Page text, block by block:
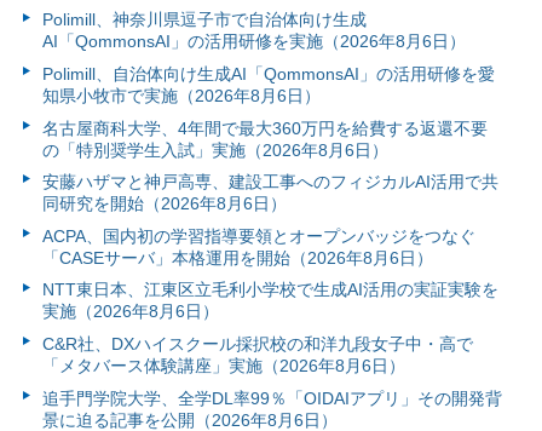
Polimill、神奈川県逗子市で自治体向け生成
AI「QommonsAI」の活用研修を実施（2026年8月6日）
Polimill、自治体向け生成AI「QommonsAI」の活用研修を愛
知県小牧市で実施（2026年8月6日）
名古屋商科大学、4年間で最大360万円を給費する返還不要
の「特別奨学生入試」実施（2026年8月6日）
安藤ハザマと神戸高専、建設工事へのフィジカルAI活用で共
同研究を開始（2026年8月6日）
ACPA、国内初の学習指導要領とオープンバッジをつなぐ
「CASEサーバ」本格運用を開始（2026年8月6日）
NTT東日本、江東区立毛利小学校で生成AI活用の実証実験を
実施（2026年8月6日）
C&R社、DXハイスクール採択校の和洋九段女子中・高で
「メタバース体験講座」実施（2026年8月6日）
追手門学院大学、全学DL率99％「OIDAIアプリ」その開発背
景に迫る記事を公開（2026年8月6日）